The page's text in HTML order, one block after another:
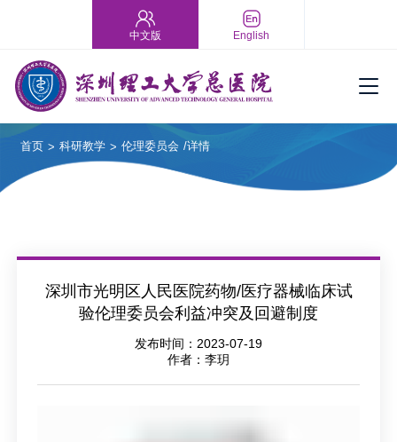
中文版 English
首页 > 科研教学 > 伦理委员会 /详情
深圳市光明区人民医院药物/医疗器械临床试
验伦理委员会利益冲突及回避制度
发布时间：2023-07-19
作者：李玥